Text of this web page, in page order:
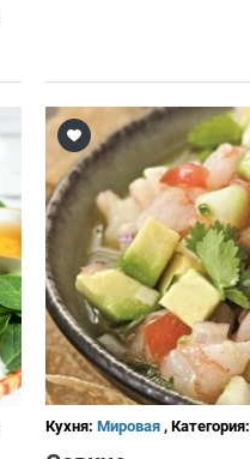
Кухня: Мировая , Категория: